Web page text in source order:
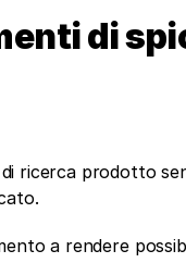
di
ricerca prodotto
a rendere